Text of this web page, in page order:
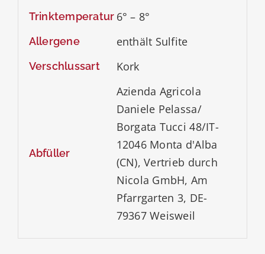
Trinktemperatur 6° – 8°
Allergene enthält Sulfite
Verschlussart Kork
Abfüller
Azienda Agricola
Daniele Pelassa/
Borgata Tucci 48/IT-
12046 Monta d'Alba
(CN), Vertrieb durch
Nicola GmbH, Am
Pfarrgarten 3, DE-
79367 Weisweil